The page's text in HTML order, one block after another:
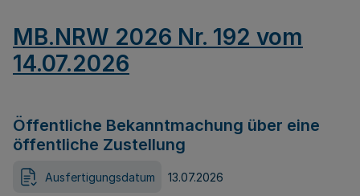
MB.NRW 2026 Nr. 192 vom
14.07.2026
Öffentliche Bekanntmachung über eine
öffentliche Zustellung
Ausfertigungsdatum 13.07.2026